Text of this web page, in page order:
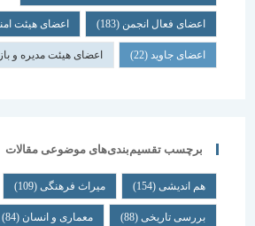
اعضای فعال انجمن(183) اعضای هیئت امنا(42)
اعضای جاوید(22) اعضای هیئت مدیره و بازرسان(7)
برچسب تقسیم‌بندی‌های موضوعی مقالات
هم اندیشی (154) میراث فرهنگی (109)
بررسی تاریخی (88) معماری و انسان (84)